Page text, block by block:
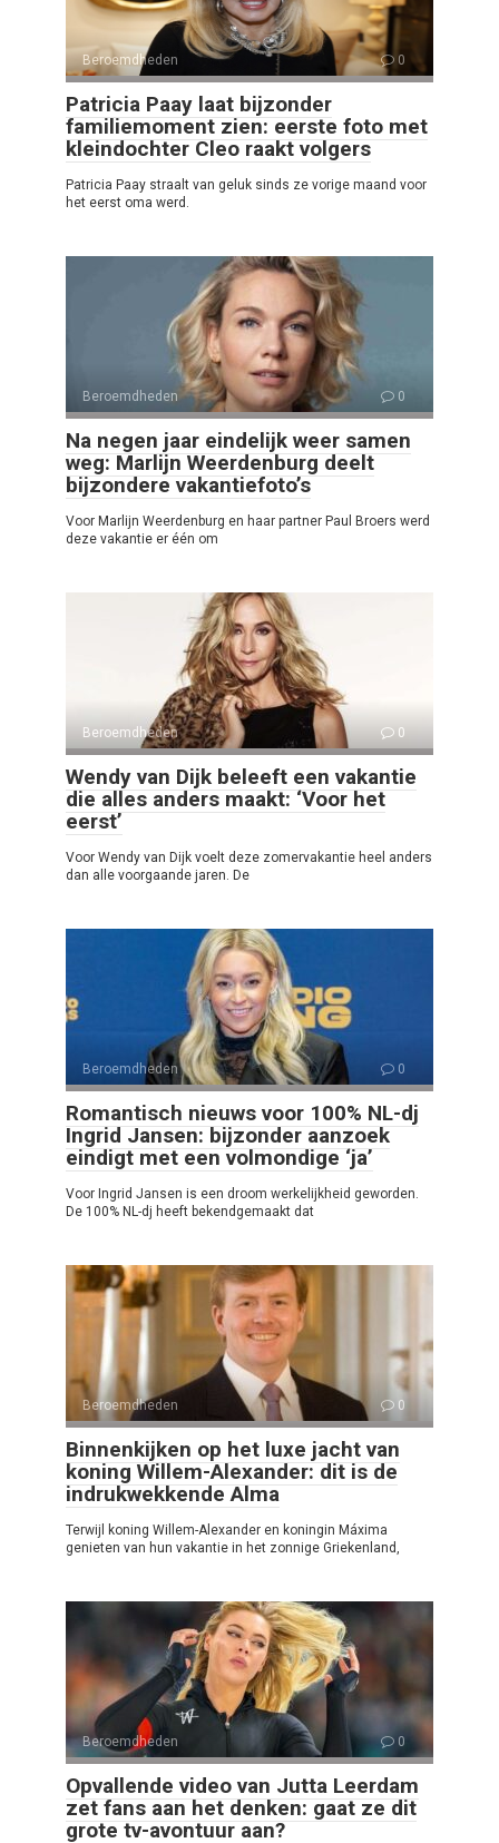
Beroemdheden 0
Patricia Paay laat bijzonder
familiemoment zien: eerste foto met
kleindochter Cleo raakt volgers
Patricia Paay straalt van geluk sinds ze vorige maand voor
het eerst oma werd.
Beroemdheden 0
Na negen jaar eindelijk weer samen
weg: Marlijn Weerdenburg deelt
bijzondere vakantiefoto’s
Voor Marlijn Weerdenburg en haar partner Paul Broers werd
deze vakantie er één om
Beroemdheden 0
Wendy van Dijk beleeft een vakantie
die alles anders maakt: ‘Voor het
eerst’
Voor Wendy van Dijk voelt deze zomervakantie heel anders
dan alle voorgaande jaren. De
Beroemdheden 0
Romantisch nieuws voor 100% NL-dj
Ingrid Jansen: bijzonder aanzoek
eindigt met een volmondige ‘ja’
Voor Ingrid Jansen is een droom werkelijkheid geworden.
De 100% NL-dj heeft bekendgemaakt dat
Beroemdheden 0
Binnenkijken op het luxe jacht van
koning Willem-Alexander: dit is de
indrukwekkende Alma
Terwijl koning Willem-Alexander en koningin Máxima
genieten van hun vakantie in het zonnige Griekenland,
Beroemdheden 0
Opvallende video van Jutta Leerdam
zet fans aan het denken: gaat ze dit
grote tv-avontuur aan?